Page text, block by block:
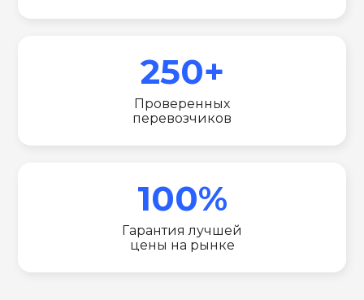
250+
Проверенных
перевозчиков
100%
Гарантия лучшей
цены на рынке